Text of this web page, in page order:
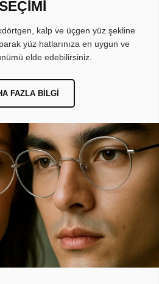
kalp ve üçgen yüz şekline
yüz hatlarınıza en uygun ve
elde edebilirsiniz.
FAZLA BILGI